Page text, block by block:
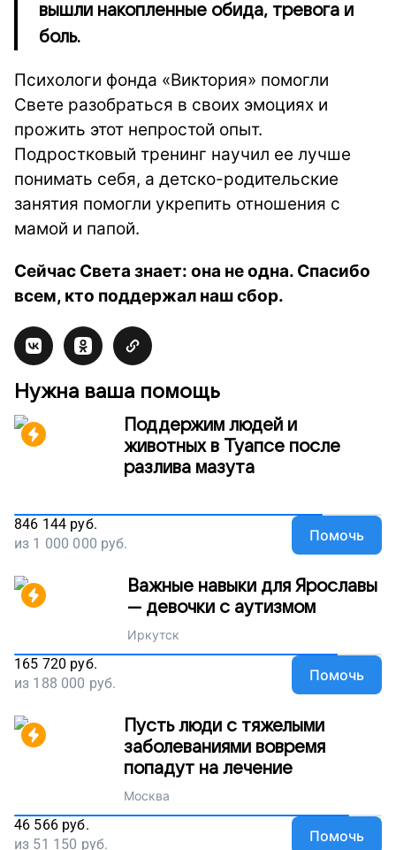
вышли накопленные обида, тревога и
боль.
Психологи фонда «Виктория» помогли
Свете разобраться в своих эмоциях и
прожить этот непростой опыт.
Подростковый тренинг научил ее лучше
понимать себя, а детско-родительские
занятия помогли укрепить отношения с
мамой и папой.
Сейчас Света знает: она не одна. Спасибо
всем, кто поддержал наш сбор.
Нужна ваша помощь
Поддержим людей и
животных в Туапсе после
разлива мазута
846 144 руб.
из 1 000 000 руб. Помочь
Важные навыки для Ярославы
— девочки с аутизмом
Иркутск
165 720 руб.
из 188 000 руб. Помочь
Пусть люди с тяжелыми
заболеваниями вовремя
попадут на лечение
Москва
46 566 руб.
из 51 150 руб. Помочь